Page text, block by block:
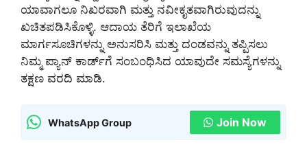
ಯಾವಾಗಲೂ ನಿಖರವಾಗಿ ಮತ್ತು ನವೀಕೃತವಾಗಿರುವುದನ್ನು
ಖಚಿತಪಡಿಸಿಕೊಳ್ಳಿ. ಆದಾಯ ತೆರಿಗೆ ಇಲಾಖೆಯ
ಮಾರ್ಗಸೂಚಿಗಳನ್ನು ಅನುಸರಿಸಿ ಮತ್ತು ದಂಡವನ್ನು ತಪ್ಪಿಸಲು
ನಿಮ್ಮ ಪ್ಯಾನ್ ಕಾರ್ಡ್‌ಗೆ ಸಂಬಂಧಿಸಿದ ಯಾವುದೇ ಸಮಸ್ಯೆಗಳನ್ನು
ತಕ್ಷಣ ವರದಿ ಮಾಡಿ.
WhatsApp Group Join Now